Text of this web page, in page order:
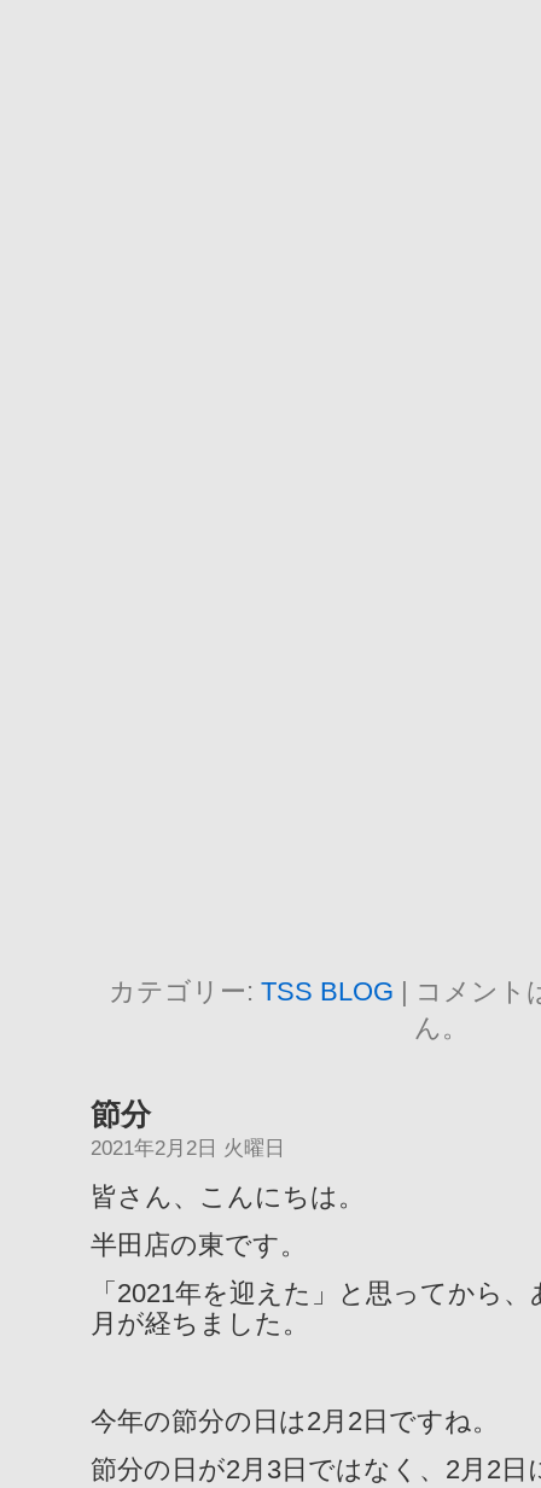
カテゴリー: TSS BLOG | コメント
ん。
節分
2021年2月2日 火曜日
皆さん、こんにちは。
半田店の東です。
「2021年を迎えた」と思ってから
月が経ちました。
今年の節分の日は2月2日ですね。
節分の日が2月3日ではなく、2月2日